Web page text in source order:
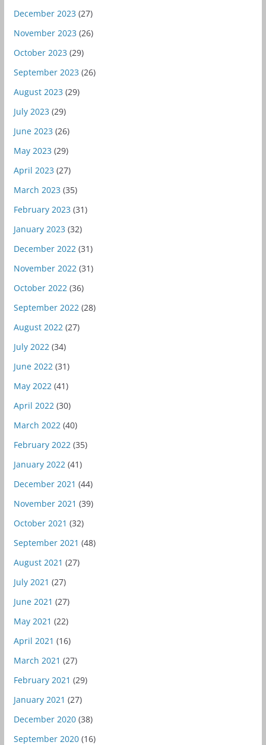
December 2023 (27)
November 2023 (26)
October 2023 (29)
September 2023 (26)
August 2023 (29)
July 2023 (29)
June 2023 (26)
May 2023 (29)
April 2023 (27)
March 2023 (35)
February 2023 (31)
January 2023 (32)
December 2022 (31)
November 2022 (31)
October 2022 (36)
September 2022 (28)
August 2022 (27)
July 2022 (34)
June 2022 (31)
May 2022 (41)
April 2022 (30)
March 2022 (40)
February 2022 (35)
January 2022 (41)
December 2021 (44)
November 2021 (39)
October 2021 (32)
September 2021 (48)
August 2021 (27)
July 2021 (27)
June 2021 (27)
May 2021 (22)
April 2021 (16)
March 2021 (27)
February 2021 (29)
January 2021 (27)
December 2020(38)
September 2020(16)